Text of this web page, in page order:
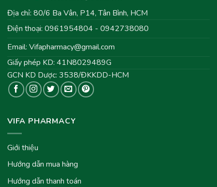
Địa chỉ: 80/6 Ba Vân, P14, Tân Bình, HCM
Điện thoại: 0961954804 - 0942738080
Email: Vifapharmacy@gmail.com
Giấy phép KD: 41N8029489G
GCN KD Dược: 3538/ĐKKDD-HCM
VIFA PHARMACY
Giới thiệu
Hướng dẫn mua hàng
Hướng dẫn thanh toán